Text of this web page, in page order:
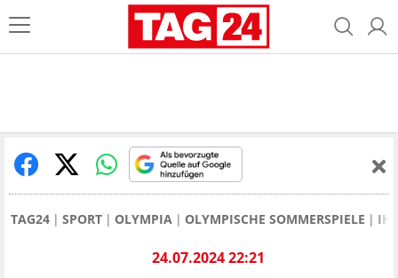
TAG24 SPORT OLYMPIA OLYMPISCHE SOMMERSPIELE
24.07.2024 22:21